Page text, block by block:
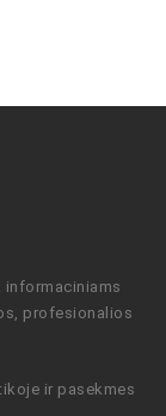
informaciniams
profesionalios
ir pasekmes